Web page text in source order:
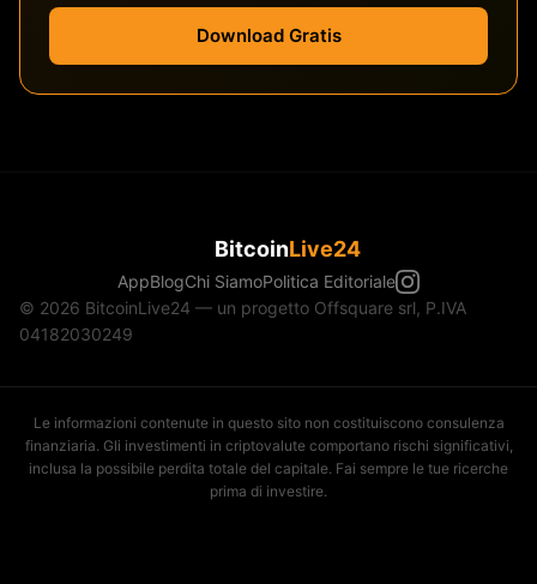
Download Gratis
BitcoinLive24
AppBlogChi SiamoPolitica Editoriale
© 2026 BitcoinLive24 — un progetto Offsquare srl, P.IVA
04182030249
Le informazioni contenute in questo sito non costituiscono consulenza
finanziaria. Gli investimenti in criptovalute comportano rischi significativi,
inclusa la possibile perdita totale del capitale. Fai sempre le tue ricerche
prima di investire.